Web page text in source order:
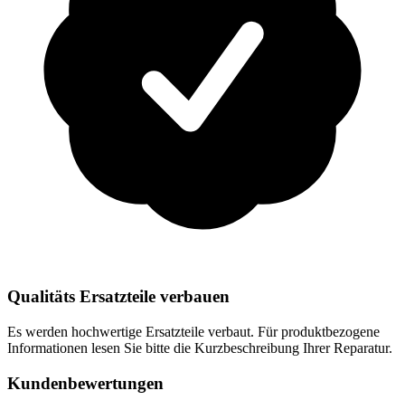
Qualitäts Ersatzteile verbauen
Es werden hochwertige Ersatzteile verbaut. Für produktbezogene
Informationen lesen Sie bitte die Kurzbeschreibung Ihrer Reparatur.
Kundenbewertungen